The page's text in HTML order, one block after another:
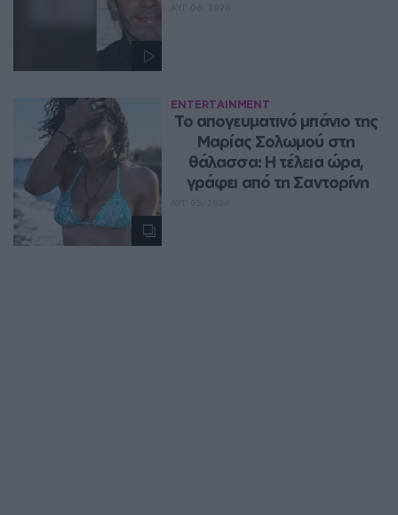
ENTERTAINMENT
Το απογευματινό μπάνιο της
Μαρίας Σολωμού στη
θάλασσα: Η τέλεια ώρα,
γράφει από τη Σαντορίνη